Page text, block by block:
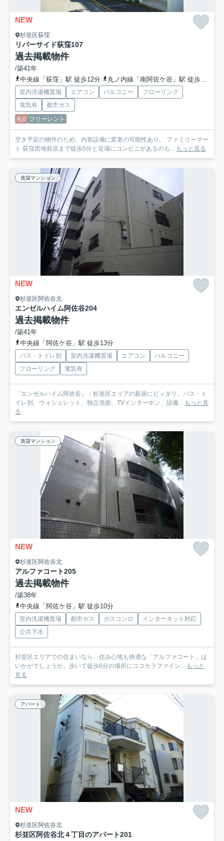
NEW
杉並区荻窪
リバーサイド荻窪107
過去掲載物件
/築41年
中央線「荻窪」駅 徒歩12分
丸ノ内線「南阿佐ケ谷」駅 徒歩20分
室内洗濯機置場 エアコン バルコニー
フローリング
電気有
都市ガス
礼0 フリーレント
空き予定の物件のため、内装設備に変更の可能性あり。 ファミリーマー
ト 荻窪団地前店まで徒歩5分と近場にコンビニがあるのも... もっと見る
賃貸マンション
NEW
杉並区阿佐谷北
エンゼルハイム阿佐谷204
過去掲載物件
/築41年
中央線「阿佐ケ谷」駅 徒歩13分
バス・トイレ別 室内洗濯機置場 エアコン
バルコニー
フローリング
電気有
「エンゼルハイム阿佐谷」：杉並区エリアの新居にピッタリ。バス・ト
イレ別、ウォシュレット、独立洗面、TVインターホン、設備... もっと見
る
賃貸マンション
NEW
杉並区阿佐谷北
アルファコート205
過去掲載物件
/築38年
中央線「阿佐ケ谷」駅 徒歩10分
室内洗濯機置場 都市ガス ガスコンロ
インターネット対応
公共下水
杉並区エリアでの住まいなら、住み心地も快適な「アルファコート」は
いかがでしょうか。歩いて徒歩6分の場所にココカラファイン... もっと
見る
アパート
NEW
杉並区阿佐谷北
杉並区阿佐谷北４丁目のアパート201